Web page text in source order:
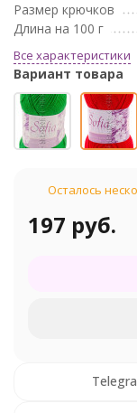
Размер крючков
Длина на 100 г
Все характеристики
Вариант товара
Осталось
197 руб.